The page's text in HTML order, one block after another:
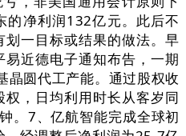
的净利润132亿元。此后不
一目标或结果的做法。早
近德电子通知布告，一期
晶圆代工产能。通过股权收
，日均利用时长从客岁同
。7、亿航智能完成全球初